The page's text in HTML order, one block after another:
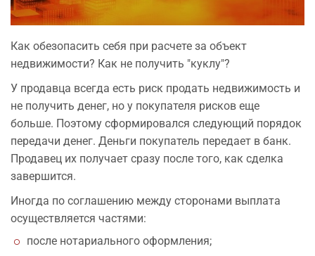
Как обезопасить себя при расчете за объект
недвижимости? Как не получить "куклу"?
У продавца всегда есть риск продать недвижимость и
не получить денег, но у покупателя рисков еще
больше. Поэтому сформировался следующий порядок
передачи денег. Деньги покупатель передает в банк.
Продавец их получает сразу после того, как сделка
завершится.
Иногда по соглашению между сторонами выплата
осуществляется частями:
после нотариального оформления;